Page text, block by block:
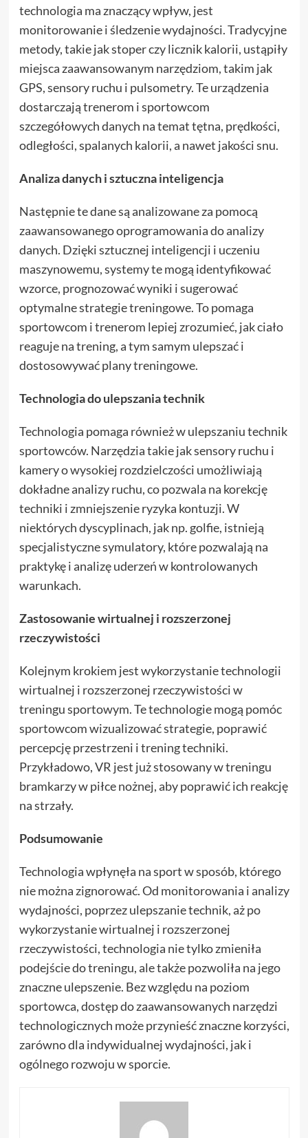
technologia ma znaczący wpływ, jest
monitorowanie i śledzenie wydajności. Tradycyjne
metody, takie jak stoper czy licznik kalorii, ustąpiły
miejsca zaawansowanym narzędziom, takim jak
GPS, sensory ruchu i pulsometry. Te urządzenia
dostarczają trenerom i sportowcom
szczegółowych danych na temat tętna, prędkości,
odległości, spalanych kalorii, a nawet jakości snu.
Analiza danych i sztuczna inteligencja
Następnie te dane są analizowane za pomocą
zaawansowanego oprogramowania do analizy
danych. Dzięki sztucznej inteligencji i uczeniu
maszynowemu, systemy te mogą identyfikować
wzorce, prognozować wyniki i sugerować
optymalne strategie treningowe. To pomaga
sportowcom i trenerom lepiej zrozumieć, jak ciało
reaguje na trening, a tym samym ulepszać i
dostosowywać plany treningowe.
Technologia do ulepszania technik
Technologia pomaga również w ulepszaniu technik
sportowców. Narzędzia takie jak sensory ruchu i
kamery o wysokiej rozdzielczości umożliwiają
dokładne analizy ruchu, co pozwala na korekcję
techniki i zmniejszenie ryzyka kontuzji. W
niektórych dyscyplinach, jak np. golfie, istnieją
specjalistyczne symulatory, które pozwalają na
praktykę i analizę uderzeń w kontrolowanych
warunkach.
Zastosowanie wirtualnej i rozszerzonej
rzeczywistości
Kolejnym krokiem jest wykorzystanie technologii
wirtualnej i rozszerzonej rzeczywistości w
treningu sportowym. Te technologie mogą pomóc
sportowcom wizualizować strategie, poprawić
percepcję przestrzeni i trening techniki.
Przykładowo, VR jest już stosowany w treningu
bramkarzy w piłce nożnej, aby poprawić ich reakcję
na strzały.
Podsumowanie
Technologia wpłynęła na sport w sposób, którego
nie można zignorować. Od monitorowania i analizy
wydajności, poprzez ulepszanie technik, aż po
wykorzystanie wirtualnej i rozszerzonej
rzeczywistości, technologia nie tylko zmieniła
podejście do treningu, ale także pozwoliła na jego
znaczne ulepszenie. Bez względu na poziom
sportowca, dostęp do zaawansowanych narzędzi
technologicznych może przynieść znaczne korzyści,
zarówno dla indywidualnej wydajności, jak i
ogólnego rozwoju w sporcie.